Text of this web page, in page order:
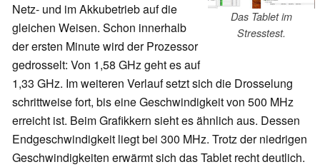
Das Tablet im
Stresstest.
Netz- und im Akkubetrieb auf die
gleichen Weisen. Schon innerhalb
der ersten Minute wird der Prozessor
gedrosselt: Von 1,58 GHz geht es auf
1,33 GHz. Im weiteren Verlauf setzt sich die Drosselung
schrittweise fort, bis eine Geschwindigkeit von 500 MHz
erreicht ist. Beim Grafikkern sieht es ähnlich aus. Dessen
Endgeschwindigkeit liegt bei 300 MHz. Trotz der niedrigen
Geschwindigkeiten erwärmt sich das Tablet recht deutlich.